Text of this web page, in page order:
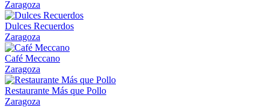
Zaragoza
Dulces Recuerdos
Zaragoza
Café Meccano
Zaragoza
Restaurante Más que Pollo
Zaragoza